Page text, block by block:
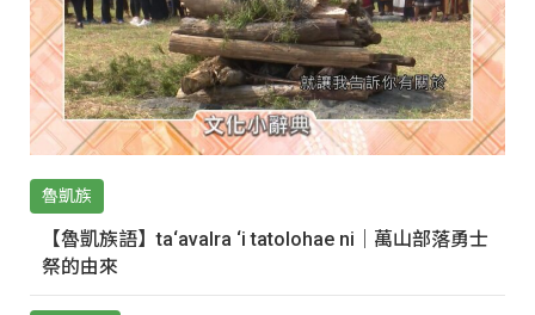
魯凱族
【魯凱族語】ta‘avalra ‘i tatolohae ni｜萬山部落勇士
祭的由來